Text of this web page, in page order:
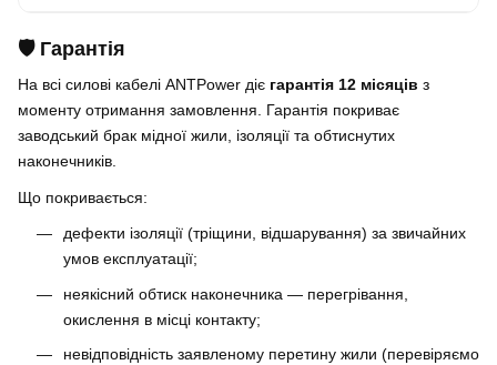
🛡️ Гарантія
На всі силові кабелі ANTPower діє гарантія 12 місяців з
моменту отримання замовлення. Гарантія покриває
заводський брак мідної жили, ізоляції та обтиснутих
наконечників.
Що покривається:
дефекти ізоляції (тріщини, відшарування) за звичайних
умов експлуатації;
неякісний обтиск наконечника — перегрівання,
окислення в місці контакту;
невідповідність заявленому перетину жили (перевіряємо